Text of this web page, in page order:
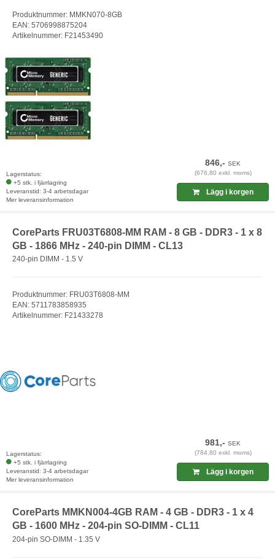
Produktnummer: MMKN070-8GB
EAN: 5706998875204
Artikelnummer: F21453490
Lagerstatus:
+5 stk. i fjärrlagring
Leveranstid: 3-4 arbetsdagar
Mer leveransinformation
846,-SEK
(676,80 exkl. moms)
Lägg i korgen
CoreParts FRU03T6808-MM RAM - 8 GB - DDR3 - 1 x 8
GB - 1866 MHz - 240-pin DIMM - CL13
240-pin DIMM - 1.5 V
Produktnummer: FRU03T6808-MM
EAN: 5711783858935
Artikelnummer: F21433278
Lagerstatus:
+5 stk. i fjärrlagring
Leveranstid: 3-4 arbetsdagar
Mer leveransinformation
981,-SEK
(784,80 exkl. moms)
Lägg i korgen
CoreParts MMKN004-4GB RAM - 4 GB - DDR3 - 1 x 4
GB - 1600 MHz - 204-pin SO-DIMM - CL11
204-pin SO-DIMM - 1.35 V